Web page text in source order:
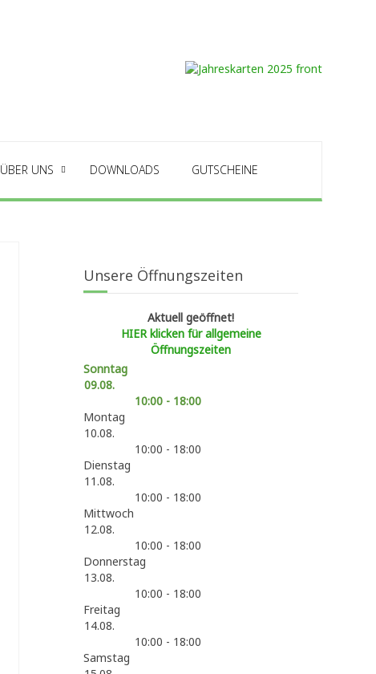
ÜBER UNS DOWNLOADS GUTSCHEINE
Unsere Öffnungszeiten
Aktuell geöffnet!
HIER klicken für allgemeine
Öffnungszeiten
Sonntag
09.08.
10:00 - 18:00
Montag
10.08.
10:00 - 18:00
Dienstag
11.08.
10:00 - 18:00
Mittwoch
12.08.
10:00 - 18:00
Donnerstag
13.08.
10:00 - 18:00
Freitag
14.08.
10:00 - 18:00
Samstag